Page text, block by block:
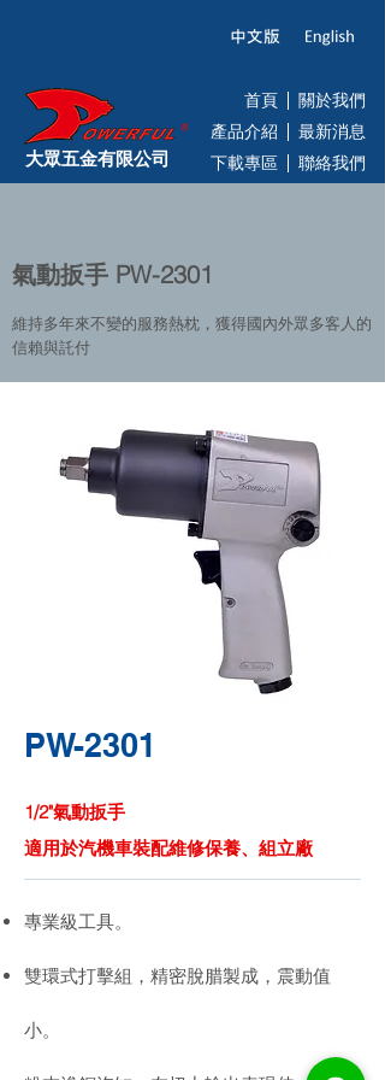
大眾五金有限公司
首頁
關於我們
產品介紹
最新消息
下載專區
聯絡我們
氣動扳手 PW-2301
維持多年來不變的服務熱枕，獲得國內外眾多客人的
信賴與託付
PW-2301
1/2"氣動扳手
適用於汽機車裝配維修保養、組立廠
專業級工具。
雙環式打擊組，精密脫腊製成，震動值
小。